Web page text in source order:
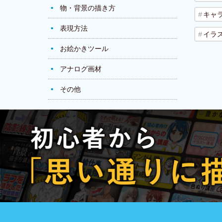
物・背景の描き方
表現方法
お絵かきツール
アナログ画材
その他
キャ
イラ